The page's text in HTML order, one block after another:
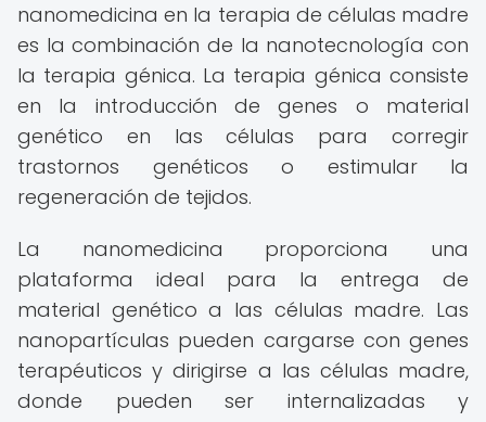
nanomedicina en la terapia de células madre
es la combinación de la nanotecnología con
la terapia génica. La terapia génica consiste
en la introducción de genes o material
genético en las células para corregir
trastornos genéticos o estimular la
regeneración de tejidos.
La nanomedicina proporciona una
plataforma ideal para la entrega de
material genético a las células madre. Las
nanopartículas pueden cargarse con genes
terapéuticos y dirigirse a las células madre,
donde pueden ser internalizadas y